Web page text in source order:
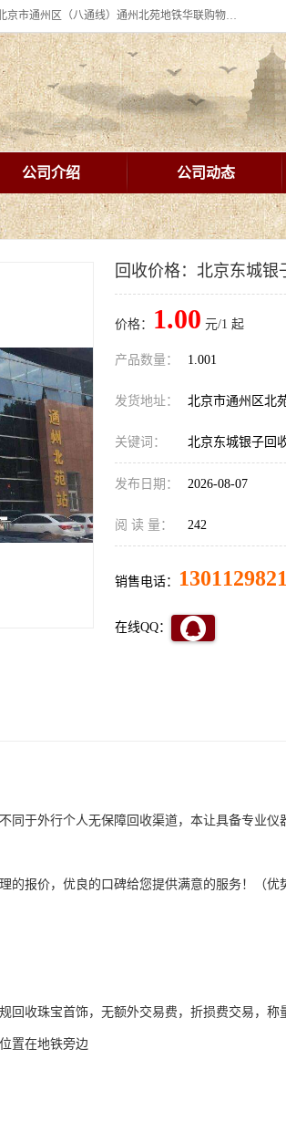
北京华联BHG mall集团购物中心十年信誉老店！ 皇家珠宝北京华联购物中心天时名苑店竭诚欢迎您。 北京市通州区（八通线）通州北苑地铁华联购物中心一层皇家珠宝 北京皇家珠宝通州黄金回收黄金首饰加工店（八通线: 通州北苑地铁华联店）：通州区通州北苑地铁华联购物中心一层皇家珠宝。
公司介绍 公司动态
回收价格：北京东城银
价格： 1.00 元/1 起
产品数量： 1.001
发货地址： 北京市通州区北
关键词： 北京东城银子回
发布日期： 2026-08-07
阅 读 量： 242
销售电话：
在线QQ：
同于外行个人无保障回收渠道，本让具备专业仪
的报价，优良的口碑给您提供满意的服务！（
回收珠宝首饰，无额外交易费，折损费交易，
置在地铁旁边